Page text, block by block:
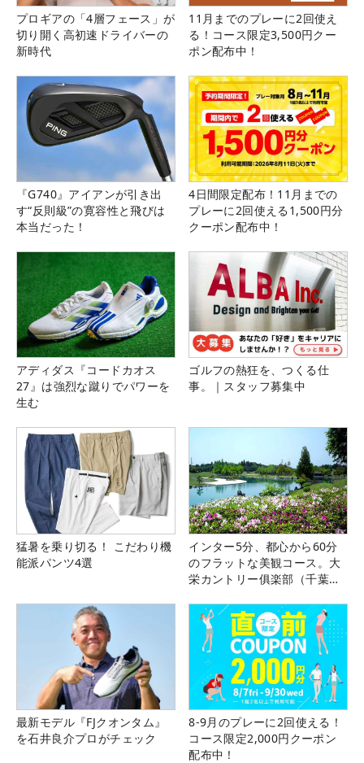
プロギアの「4層フェース」が
切り開く高初速ドライバーの
新時代
11月までのプレーに2回使え
る！コース限定3,500円クー
ポン配布中！
『G740』アイアンが引き出
す“反則級”の寛容性と飛びは
本当だった！
4日間限定配布！11月までの
プレーに2回使える1,500円分
クーポン配布中！
アディダス『コードカオス
27』は強烈な蹴りでパワーを
生む
ゴルフの熱狂を、つくる仕
事。｜スタッフ募集中
猛暑を乗り切る！ こだわり機
能派パンツ4選
インター5分、都心から60分
のフラットな美観コース。大
栄カントリー俱楽部（千葉
最新モデル『FJクオンタム』
を石井良介プロがチェック
8-9月のプレーに2回使える！
コース限定2,000円クーポン
配布中！